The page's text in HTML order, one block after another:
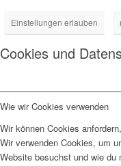
Einstellungen erlauben
Cookies und
Wie wir Cookies verwenden
Wir können Cookies
Wir verwenden Cookies, um
Website besuchst und wie du